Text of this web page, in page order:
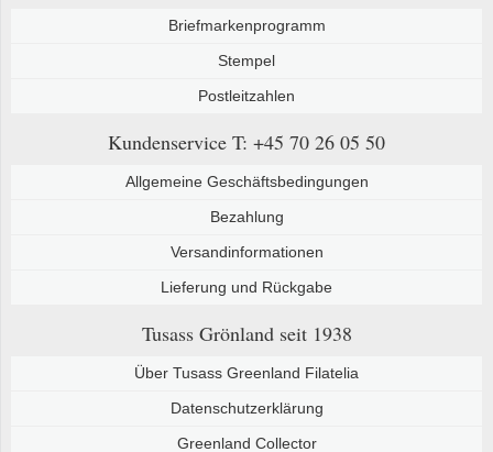
Briefmarkenprogramm
Stempel
Postleitzahlen
Kundenservice T: +45 70 26 05 50
Allgemeine Geschäftsbedingungen
Bezahlung
Versandinformationen
Lieferung und Rückgabe
Tusass Grönland seit 1938
Über Tusass Greenland Filatelia
Datenschutzerklärung
Greenland Collector